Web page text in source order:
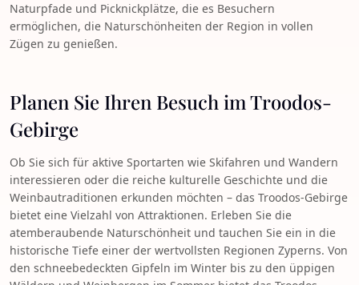
Naturpfade und Picknickplätze, die es Besuchern
ermöglichen, die Naturschönheiten der Region in vollen
Zügen zu genießen.
Planen Sie Ihren Besuch im Troodos-
Gebirge
Ob Sie sich für aktive Sportarten wie Skifahren und Wandern
interessieren oder die reiche kulturelle Geschichte und die
Weinbautraditionen erkunden möchten – das Troodos-Gebirge
bietet eine Vielzahl von Attraktionen. Erleben Sie die
atemberaubende Naturschönheit und tauchen Sie ein in die
historische Tiefe einer der wertvollsten Regionen Zyperns. Von
den schneebedeckten Gipfeln im Winter bis zu den üppigen